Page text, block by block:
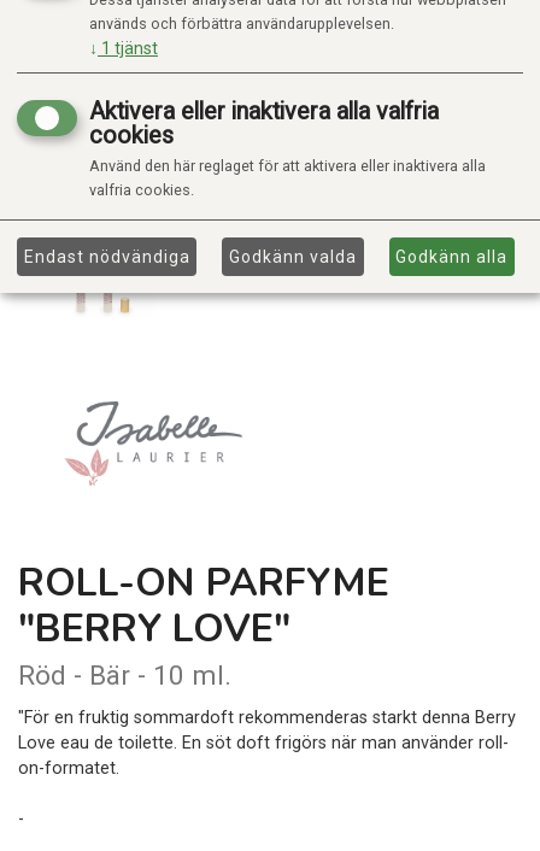
ROLL-ON PARFYME
"BERRY LOVE"
Röd - Bär - 10 ml.
"För en fruktig sommardoft rekommenderas starkt denna Berry
Love eau de toilette. En söt doft frigörs när man använder roll-
on-formatet.
-
används och förbättra användarupplevelsen.
↓ 1 tjänst
Aktivera eller inaktivera alla valfria
cookies
Använd den här reglaget för att aktivera eller inaktivera alla
valfria cookies.
Endast nödvändiga Godkänn valda Godkänn alla